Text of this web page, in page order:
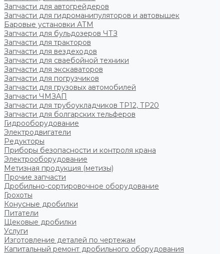
Запчасти для автогрейдеров
Запчасти для гидроманипуляторов и автовышек
Баровые установки АТМ
Запчасти для бульдозеров ЧТЗ
Запчасти для тракторов
Запчасти для вездеходов
Запчасти для сваебойной техники
Запчасти для экскаваторов
Запчасти для погрузчиков
Запчасти для грузовых автомобилей
Запчасти ЧМЗАП
Запчасти для трубоукладчиков ТР12, ТР20
Запчасти для болгарских тельферов
Гидрооборудование
Электродвигатели
Редукторы
Приборы безопасности и контроля крана
Электрооборудование
Метизная продукция (метизы)
Прочие запчасти
Дробильно-сортировочное оборудование
Грохоты
Конусные дробилки
Питатели
Щековые дробилки
Услуги
Изготовление деталей по чертежам
Капитальный ремонт дробильного оборудования